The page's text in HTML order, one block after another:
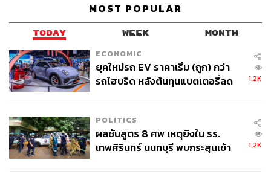
MOST POPULAR
TODAY WEEK MONTH
ECONOMIC
ยุคใหม่รถ EV ราคาเริ่ม (ถูก) กว่า
รถไฮบริด หลังต้นทุนแบตเตอรี่ลด
1.2K
POLITICS
ผลชันสูตร 8 ศพ เหตุยิงใน รร.
เทพศิรินทร์ นนทบุรี พบกระสุนเข้า
1.2K